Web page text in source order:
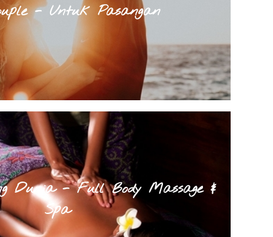
- Untuk Pasangan
Dunia - Full Body Massage &
Spa